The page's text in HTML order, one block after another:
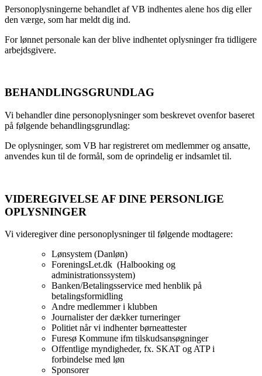
Personoplysningerne behandlet af VB indhentes alene hos dig eller
den værge, som har meldt dig ind.
For lønnet personale kan der blive indhentet oplysninger fra tidligere
arbejdsgivere.
BEHANDLINGSGRUNDLAG
Vi behandler dine personoplysninger som beskrevet ovenfor baseret
på følgende behandlingsgrundlag:
De oplysninger, som VB har registreret om medlemmer og ansatte,
anvendes kun til de formål, som de oprindelig er indsamlet til.
VIDEREGIVELSE AF DINE PERSONLIGE
OPLYSNINGER
Vi videregiver dine personoplysninger til følgende modtagere:
Lønsystem (Danløn)
ForeningsLet.dk (Halbooking og
administrationssystem)
Banken/Betalingsservice med henblik på
betalingsformidling
Andre medlemmer i klubben
Journalister der dækker turneringer
Politiet når vi indhenter børneattester
Furesø Kommune ifm tilskudsansøgninger
Offentlige myndigheder, fx. SKAT og ATP i
forbindelse med løn
Sponsorer